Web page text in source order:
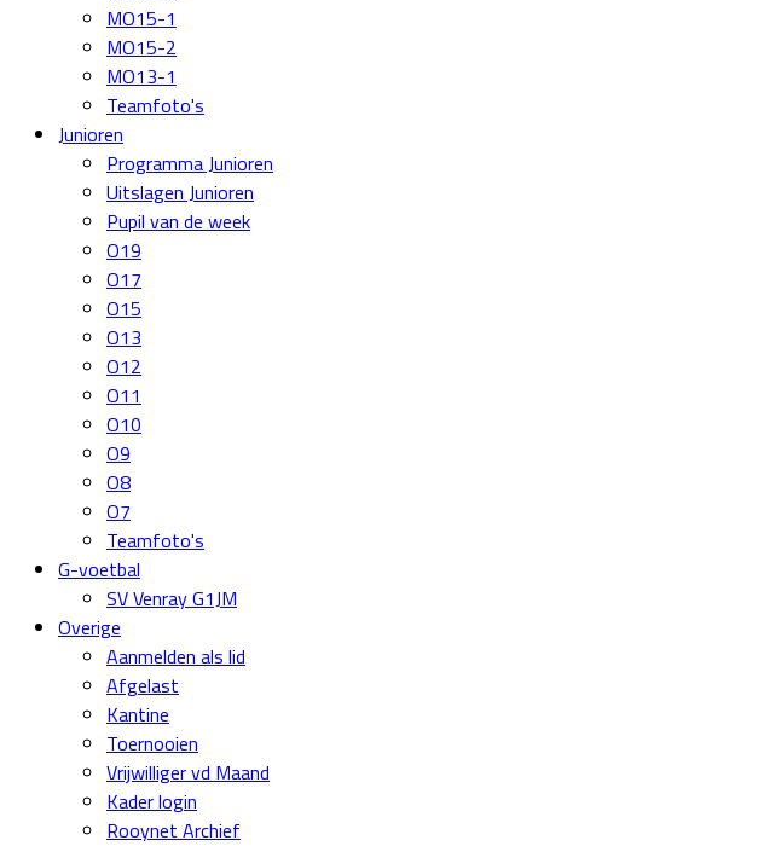
MO15-1
MO15-2
MO13-1
Teamfoto's
Junioren
Programma Junioren
Uitslagen Junioren
Pupil van de week
O19
O17
O15
O13
O12
O11
O10
O9
O8
O7
Teamfoto's
G-voetbal
SV Venray G1JM
Overige
Aanmelden als lid
Afgelast
Kantine
Toernooien
Vrijwilliger vd Maand
Kader login
Rooynet Archief